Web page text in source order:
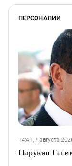
ПЕРСОНАЛИИ
14:41, 7 августа
Царукян